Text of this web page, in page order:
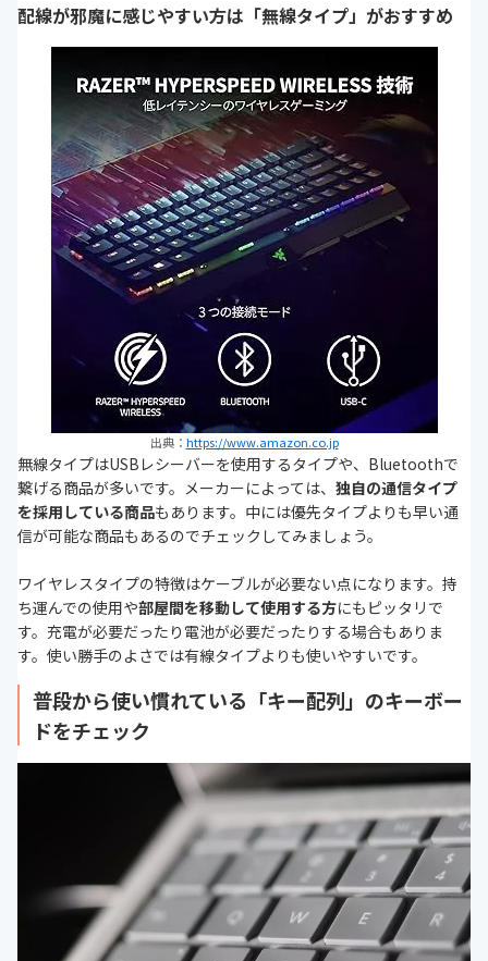
配線が邪魔に感じやすい方は「無線タイプ」がおすすめ
出典： https://www.amazon.co.jp
無線タイプはUSBレシーバーを使用するタイプや、Bluetoothで
繋げる商品が多いです。メーカーによっては、 独自の通信タイプ
を採用している商品もあります。中には優先タイプよりも早い通
信が可能な商品もあるのでチェックしてみましょう。
ワイヤレスタイプの特徴はケーブルが必要ない点になります。持
ち運んでの使用や部屋間を移動して使用する方にもピッタリで
す。充電が必要だったり電池が必要だったりする場合もありま
す。使い勝手のよさでは有線タイプよりも使いやすいです。
普段から使い慣れている「キー配列」のキーボー
ドをチェック